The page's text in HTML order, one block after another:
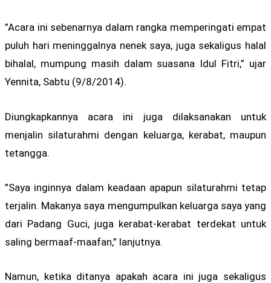
”Acara ini sebenarnya dalam rangka memperingati empat
puluh hari meninggalnya nenek saya, juga sekaligus halal
bihalal, mumpung masih dalam suasana Idul Fitri,” ujar
Yennita, Sabtu (9/8/2014).
Diungkapkannya acara ini juga dilaksanakan untuk
menjalin silaturahmi dengan keluarga, kerabat, maupun
tetangga.
”Saya inginnya dalam keadaan apapun silaturahmi tetap
terjalin. Makanya saya mengumpulkan keluarga saya yang
dari Padang Guci, juga kerabat-kerabat terdekat untuk
saling bermaaf-maafan,” lanjutnya.
Namun, ketika ditanya apakah acara ini juga sekaligus